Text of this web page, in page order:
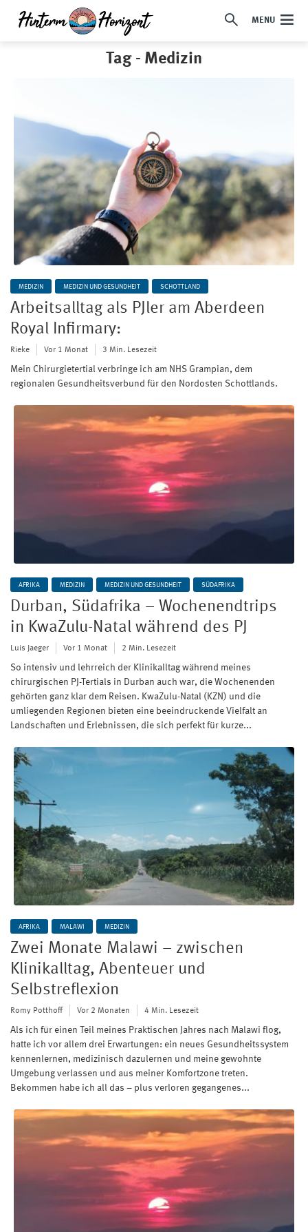
MENU
Tag - Medizin
MEDIZIN MEDIZIN UND GESUNDHEIT SCHOTTLAND
Arbeitsalltag als PJler am Aberdeen
Royal Infirmary:
Rieke Vor 1 Monat 3 Min. Lesezeit
Mein Chirurgietertial verbringe ich am NHS Grampian, dem
regionalen Gesundheitsverbund für den Nordosten Schottlands.
AFRIKA MEDIZIN MEDIZIN UND GESUNDHEIT SÜDAFRIKA
Durban, Südafrika – Wochenendtrips
in KwaZulu-Natal während des PJ
Luis Jaeger Vor 1 Monat 2 Min. Lesezeit
So intensiv und lehrreich der Klinikalltag während meines
chirurgischen PJ-Tertials in Durban auch war, die Wochenenden
gehörten ganz klar dem Reisen. KwaZulu-Natal (KZN) und die
umliegenden Regionen bieten eine beeindruckende Vielfalt an
Landschaften und Erlebnissen, die sich perfekt für kurze...
AFRIKA MALAWI MEDIZIN
Zwei Monate Malawi – zwischen
Klinikalltag, Abenteuer und
Selbstreflexion
Romy Potthoff Vor 2 Monaten 4 Min. Lesezeit
Als ich für einen Teil meines Praktischen Jahres nach Malawi flog,
hatte ich vor allem drei Erwartungen: ein neues Gesundheitssystem
kennenlernen, medizinisch dazulernen und meine gewohnte
Umgebung verlassen und aus meiner Komfortzone treten.
Bekommen habe ich all das – plus verloren gegangenes...